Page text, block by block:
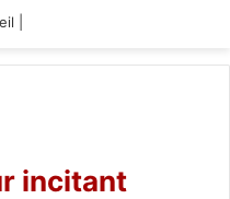
incitant